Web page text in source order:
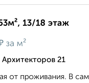
13/18 этаж
за м²
21
от проживания. В